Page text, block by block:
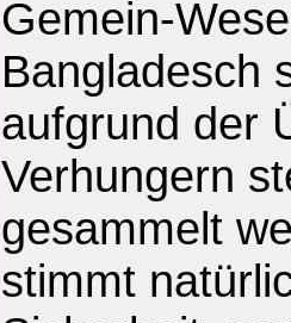
Gemein-
Bangladesch
aufgrund der
Verhungern
gesammelt
stimmt